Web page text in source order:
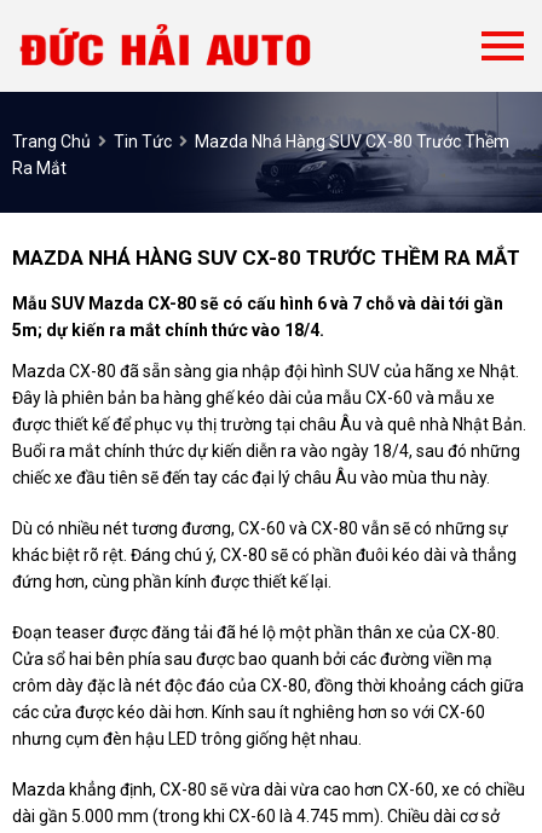
Trang Chủ Tin Tức
Mazda Nhá Hàng SUV CX-80 Trước Thềm
Ra Mắt
MAZDA NHÁ HÀNG SUV CX-80 TRƯỚC THỀM RA MẮT
Mẫu SUV Mazda CX-80 sẽ có cấu hình 6 và 7 chỗ và dài tới gần
5m; dự kiến ra mắt chính thức vào 18/4.
Mazda CX-80 đã sẵn sàng gia nhập đội hình SUV của hãng xe Nhật.
Đây là phiên bản ba hàng ghế kéo dài của mẫu CX-60 và mẫu xe
được thiết kế để phục vụ thị trường tại châu Âu và quê nhà Nhật Bản.
Buổi ra mắt chính thức dự kiến diễn ra vào ngày 18/4, sau đó những
chiếc xe đầu tiên sẽ đến tay các đại lý châu Âu vào mùa thu này.
Dù có nhiều nét tương đương, CX-60 và CX-80 vẫn sẽ có những sự
khác biệt rõ rệt. Đáng chú ý, CX-80 sẽ có phần đuôi kéo dài và thẳng
đứng hơn, cùng phần kính được thiết kế lại.
Đoạn teaser được đăng tải đã hé lộ một phần thân xe của CX-80.
Cửa sổ hai bên phía sau được bao quanh bởi các đường viền mạ
crôm dày đặc là nét độc đáo của CX-80, đồng thời khoảng cách giữa
các cửa được kéo dài hơn. Kính sau ít nghiêng hơn so với CX-60
nhưng cụm đèn hậu LED trông giống hệt nhau.
Mazda khẳng định, CX-80 sẽ vừa dài vừa cao hơn CX-60, xe có chiều
dài gần 5.000 mm (trong khi CX-60 là 4.745 mm). Chiều dài cơ sở